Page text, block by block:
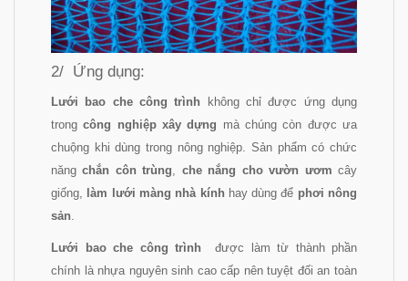
2/ Ứng dụng:
Lưới bao che công trình không chỉ được ứng dụng
trongcông nghiệp xây dựng mà chúng còn được ưa
chuộng khi dùng trong nông nghiệp. Sản phẩm có chức
năngchắn côn trùng che nắng cho vườn ươm cây
giống, làm lưới màng nhà kính hay dùng để phơi nông
sản
Lưới bao che công trình được làm từ thành phần
chính là nhựa nguyên sinh cao cấp nên tuyệt đối an toàn